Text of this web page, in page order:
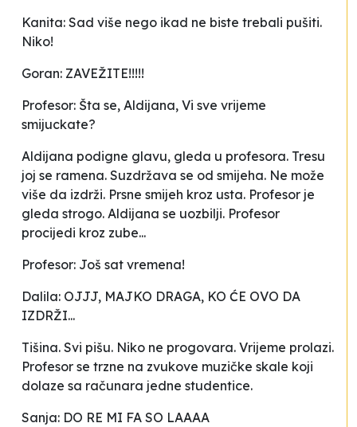
Kanita: Sad više nego ikad ne biste trebali pušiti.
Niko!
Goran: ZAVEŽITE!!!!!
Profesor: Šta se, Aldijana, Vi sve vrijeme
smijuckate?
Aldijana podigne glavu, gleda u profesora. Tresu
joj se ramena. Suzdržava se od smijeha. Ne može
više da izdrži. Prsne smijeh kroz usta. Profesor je
gleda strogo. Aldijana se uozbilji. Profesor
procijedi kroz zube...
Profesor: Još sat vremena!
Dalila: OJJJ, MAJKO DRAGA, KO ĆE OVO DA
IZDRŽI...
Tišina. Svi pišu. Niko ne progovara. Vrijeme prolazi.
Profesor se trzne na zvukove muzičke skale koji
dolaze sa računara jedne studentice.
Sanja: DO RE MI FA SO LAAAA